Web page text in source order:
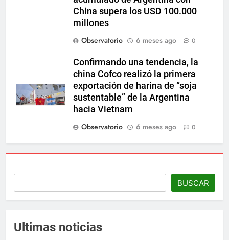
China supera los USD 100.000
millones
Observatorio
6 meses ago 0
Confirmando una tendencia, la
china Cofco realizó la primera
exportación de harina de “soja
sustentable” de la Argentina
hacia Vietnam
Observatorio
6 meses ago 0
BUSCAR
Ultimas noticias